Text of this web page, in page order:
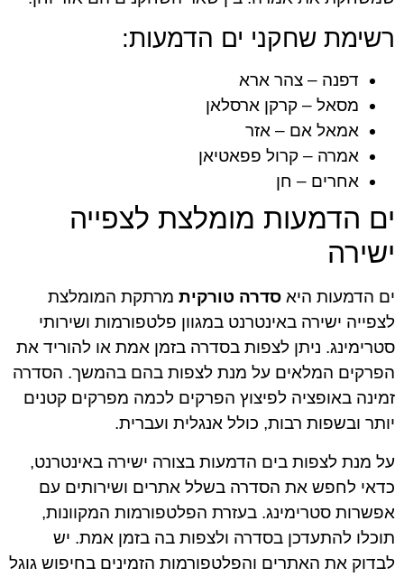
רשימת שחקני ים הדמעות:
דפנה – צהר ארא
מסאל – קרקן ארסלאן
אמאל אם – אזר
אמרה – קרול פפאטיאן
אחרים – חן
ים הדמעות מומלצת לצפייה
ישירה
ים הדמעות היא סדרה טורקית מרתקת המומלצת
לצפייה ישירה באינטרנט במגוון פלטפורמות ושירותי
סטרימינג. ניתן לצפות בסדרה בזמן אמת או להוריד את
הפרקים המלאים על מנת לצפות בהם בהמשך. הסדרה
זמינה באופציה לפיצוץ הפרקים לכמה מפרקים קטנים
יותר ובשפות רבות, כולל אנגלית ועברית.
על מנת לצפות בים הדמעות בצורה ישירה באינטרנט,
כדאי לחפש את הסדרה בשלל אתרים ושירותים עם
אפשרות סטרימינג. בעזרת הפלטפורמות המקוונות,
תוכלו להתעדכן בסדרה ולצפות בה בזמן אמת. יש
לבדוק את האתרים והפלטפורמות הזמינים בחיפוש גוגל